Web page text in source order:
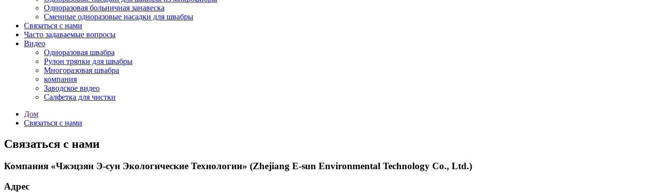
Одноразовая больничная занавеска
Сменные одноразовые насадки для швабры
Связаться с нами
Часто задаваемые вопросы
Видео
Одноразовая швабра
Рулон тряпки для швабры
Многоразовая швабра
компания
Заводское видео
Салфетка для чистки
Дом
Связаться с нами
Связаться с нами
Компания «Чжэцзян Э-сун Экологические Технологии» (Zhejiang E-sun Environmental Technology Co., Ltd.)
Адрес